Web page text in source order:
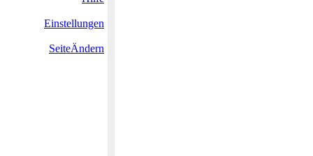
Einstellungen
SeiteÄndern